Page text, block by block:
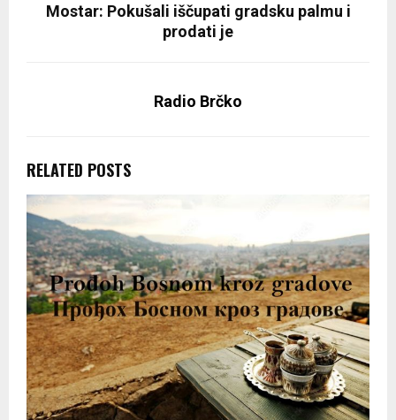
Mostar: Pokušali iščupati gradsku palmu i
prodati je
Radio Brčko
RELATED POSTS